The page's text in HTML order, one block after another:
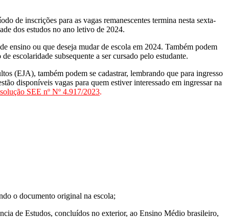
de inscrições para as vagas remanescentes termina nesta sexta-
dos estudos no ano letivo de 2024.
ensino ou que deseja mudar de escola em 2024. Também podem
escolaridade subsequente a ser cursado pelo estudante.
(EJA), também podem se cadastrar, lembrando que para ingresso
disponíveis vagas para quem estiver interessado em ingressar na
SEE nº Nº 4.917/2023.
o documento original na escola;
de Estudos, concluídos no exterior, ao Ensino Médio brasileiro,